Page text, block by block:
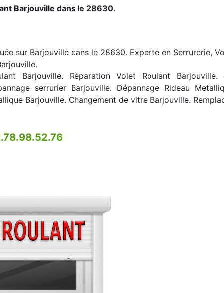
Barjouville dans le 28630.
sur Barjouville dans le 28630. Experte en Serrurerie,
Barjouville. Réparation Volet Roulant
serrurier Barjouville. Dépannage Rideau
Barjouville. Changement de vitre Barjouville.